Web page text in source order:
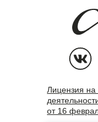
Лицензия на
от 16